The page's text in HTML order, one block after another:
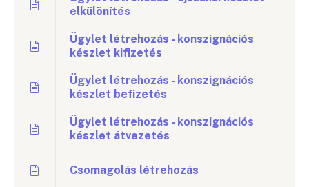
elkülönítés
Ügylet létrehozás - konszignációs
készlet kifizetés
Ügylet létrehozás - konszignációs
készlet befizetés
Ügylet létrehozás - konszignációs
készlet átvezetés
Csomagolás létrehozás